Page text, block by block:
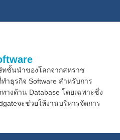
ทชั้นนำของโลกจากสหราช
ำธุรกิจ Software สำหรับการ
างด้าน Database โดยเฉพาะซึ่ง
จะช่วยให้งานบริหารจัดการ